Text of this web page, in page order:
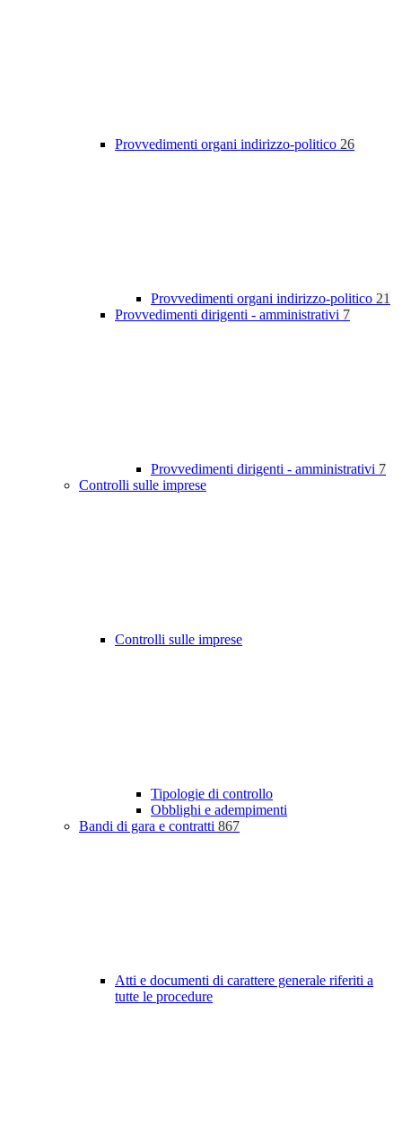
Provvedimenti organi indirizzo-politico 26
Provvedimenti organi indirizzo-politico 21
Provvedimenti dirigenti - amministrativi 7
Provvedimenti dirigenti - amministrativi 7
Controlli sulle imprese
Controlli sulle imprese
Tipologie di controllo
Obblighi e adempimenti
Bandi di gara e contratti 867
Atti e documenti di carattere generale riferiti a
tutte le procedure